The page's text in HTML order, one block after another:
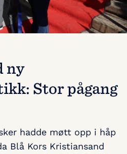
ny
Stor pågang
hadde møtt opp i håp
Blå Kors Kristiansand